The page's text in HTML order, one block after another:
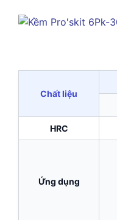
Chất liệu
HRC
Ứng dụng